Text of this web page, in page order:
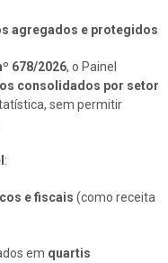
agregados e protegidos
678/2026, o Painel
consolidados por setor
sem permitir
:
e fiscais (como receita
em quartis